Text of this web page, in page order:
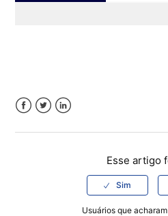
Esse artigo
Usuários que